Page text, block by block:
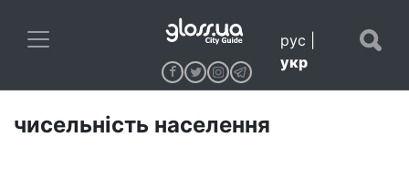
рус
укр
чисельність населення